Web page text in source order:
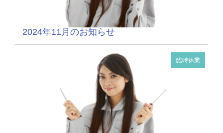
2024年11月のお知らせ
臨時休業